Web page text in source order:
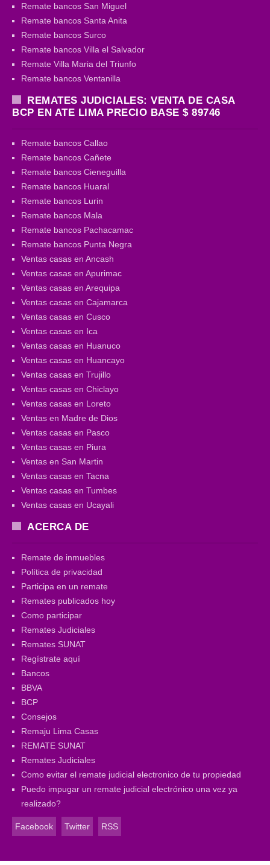
Remate bancos San Miguel
Remate bancos Santa Anita
Remate bancos Surco
Remate bancos Villa el Salvador
Remate Villa Maria del Triunfo
Remate bancos Ventanilla
REMATES JUDICIALES: VENTA DE CASA
BCP EN ATE LIMA PRECIO BASE $ 89746
Remate bancos Callao
Remate bancos Cañete
Remate bancos Cieneguilla
Remate bancos Huaral
Remate bancos Lurin
Remate bancos Mala
Remate bancos Pachacamac
Remate bancos Punta Negra
Ventas casas en Ancash
Ventas casas en Apurimac
Ventas casas en Arequipa
Ventas casas en Cajamarca
Ventas casas en Cusco
Ventas casas en Ica
Ventas casas en Huanuco
Ventas casas en Huancayo
Ventas casas en Trujillo
Ventas casas en Chiclayo
Ventas casas en Loreto
Ventas en Madre de Dios
Ventas casas en Pasco
Ventas casas en Piura
Ventas en San Martin
Ventas casas en Tacna
Ventas casas en Tumbes
Ventas casas en Ucayali
ACERCA DE
Remate de inmuebles
Política de privacidad
Participa en un remate
Remates publicados hoy
Como participar
Remates Judiciales
Remates SUNAT
Regístrate aquí
Bancos
BBVA
BCP
Consejos
Remaju Lima Casas
REMATE SUNAT
Remates Judiciales
Como evitar el remate judicial electronico de tu propiedad
Puedo impugar un remate judicial electrónico una vez ya
realizado?
Facebook Twitter RSS